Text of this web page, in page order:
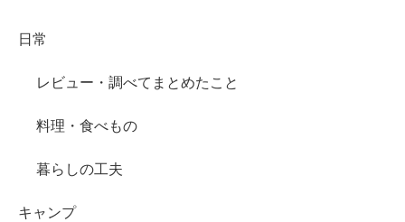
日常
レビュー・調べてまとめたこと
料理・食べもの
暮らしの工夫
キャンプ